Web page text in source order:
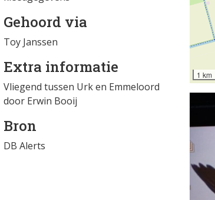
Gehoord via
Toy Janssen
Extra informatie
Vliegend tussen Urk en Emmeloord
door Erwin Booij
Bron
DB Alerts
1 km